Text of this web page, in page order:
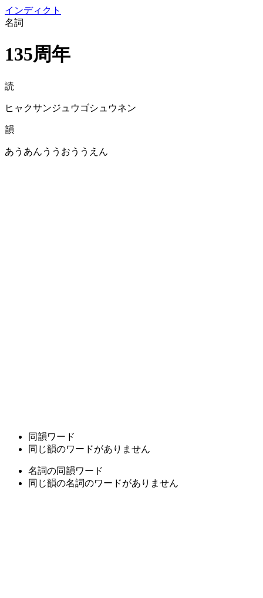
インディクト
名詞
135周年
読
ヒャクサンジュウゴシュウネン
韻
あうあんううおううえん
同韻ワード
同じ韻のワードがありません
名詞の同韻ワード
同じ韻の名詞のワードがありません